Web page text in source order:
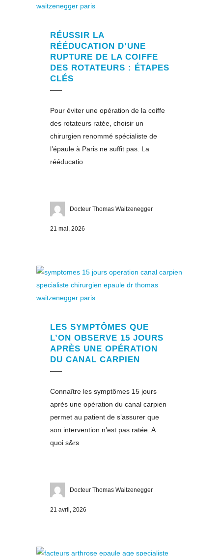
RÉUSSIR LA
RÉÉDUCATION D’UNE
RUPTURE DE LA COIFFE
DES ROTATEURS : ÉTAPES
CLÉS
Pour éviter une opération de la coiffe
des rotateurs ratée, choisir un
chirurgien renommé spécialiste de
l’épaule à Paris ne suffit pas. La
rééducatio
Docteur Thomas Waitzenegger
21 mai, 2026
LES SYMPTÔMES QUE
L’ON OBSERVE 15 JOURS
APRÈS UNE OPÉRATION
DU CANAL CARPIEN
Connaître les symptômes 15 jours
après une opération du canal carpien
permet au patient de s’assurer que
son intervention n’est pas ratée. A
quoi s&rs
Docteur Thomas Waitzenegger
21 avril, 2026